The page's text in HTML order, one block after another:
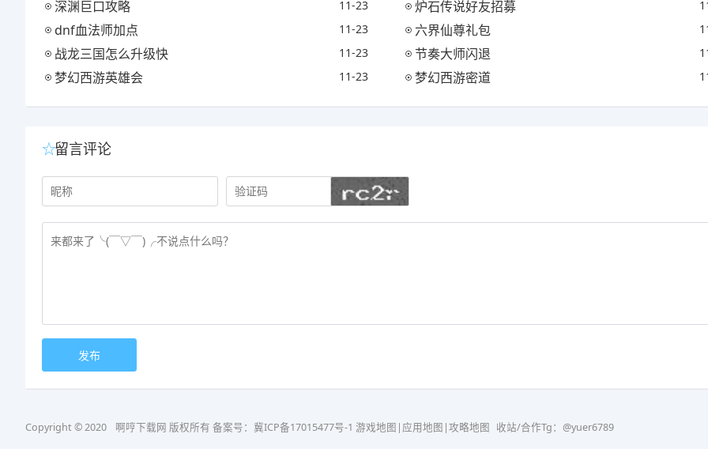
深渊巨口攻略 11-23 炉石传说好友招募
dnf血法师加点 11-23 六界仙尊礼包
战龙三国怎么升级快 11-23 节奏大师闪退
梦幻西游英雄会 11-23 梦幻西游密道
留言评论
Copyright © 2020 啊哼下载网 版权所有 备案号： 冀ICP备17015477号-1 游戏地图 | 应用地图 |攻略地图 收站/合作Tg：@yuer6789